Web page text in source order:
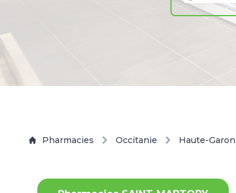
Pharmacies Occitanie Haute-